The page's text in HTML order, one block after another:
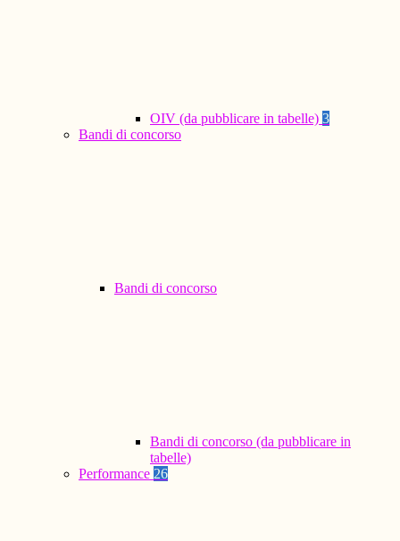
OIV (da pubblicare in tabelle) 3
Bandi di concorso
Bandi di concorso
Bandi di concorso (da pubblicare in
tabelle)
Performance 26